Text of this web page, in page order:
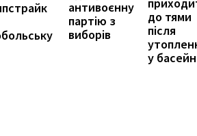
антивоєнну
партію з
виборів
до тями
після
у